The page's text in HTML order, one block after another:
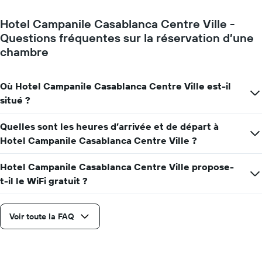
indiquent
le
prix
moyen
chambre
Hotel Campanile Casablanca Centre Ville -
Questions fréquentes sur la réservation d’une
chambre
Où Hotel Campanile Casablanca Centre Ville est-il
situé ?
Quelles sont les heures d’arrivée et de départ à
Hotel Campanile Casablanca Centre Ville ?
Hotel Campanile Casablanca Centre Ville propose-
t-il le WiFi gratuit ?
Voir toute la FAQ